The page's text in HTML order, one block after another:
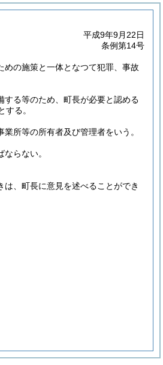
平成9年9月22日
条例第14号
の施策と一体となつて犯罪、事故
る等のため、町長が必要と認める
する。
所等の所有者及び管理者をいう。
らない。
、町長に意見を述べることができ